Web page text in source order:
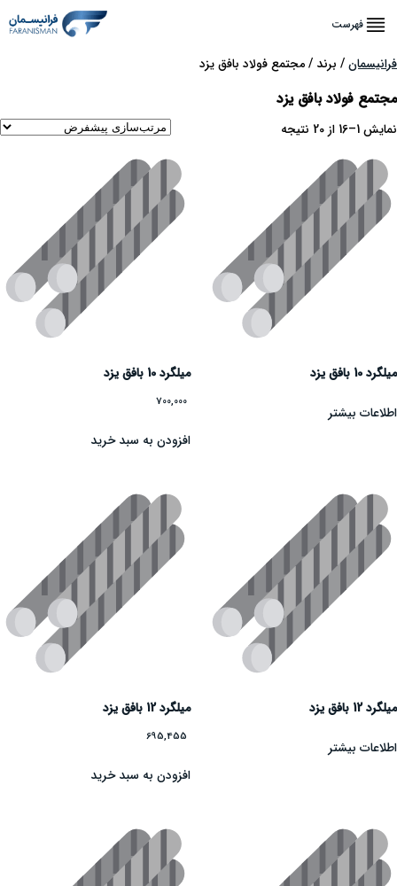
فهرست
فرانیسمان/ برند / مجتمع فولاد بافق یزد
مجتمع فولاد بافق یزد
نمایش 1–16 از 20 نتیجه
میلگرد 10 بافق یزد
اطلاعات بیشتر
میلگرد 10 بافق یزد
700,000
افزودن به سبد خرید
میلگرد 12 بافق یزد
اطلاعات بیشتر
میلگرد 12 بافق یزد
695,455
افزودن به سبد خرید